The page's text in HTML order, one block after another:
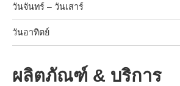
วันจันทร์ – วันเสาร์
วันอาทิตย์
ผลิตภัณฑ์ & บริการ